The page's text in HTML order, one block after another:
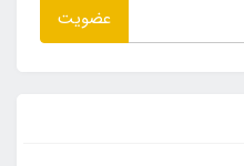
عضویت